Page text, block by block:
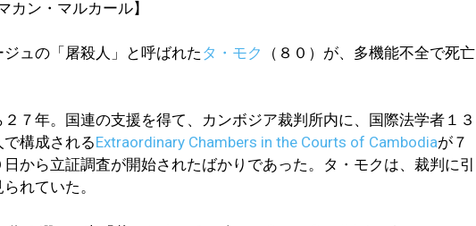
カン・マルカール】
ュの「屠殺人」と呼ばれた タ・モク
（８０）が、多機能不全で死亡
７年。国連の支援を得て、カンボジア裁判所内に、国際法学者１３
構成されるExtraordinary Chambers in the Courts of Cambodiaが７
から立証調査が開始されたばかりであった。タ・モクは、裁判に引
れていた。